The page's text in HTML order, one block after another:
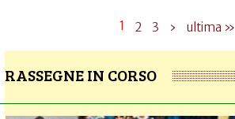
1 2 3 › ultima »
RASSEGNE IN CORSO